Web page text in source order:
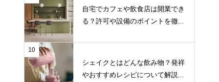
自宅でカフェや飲食店は開業でき
る？許可や設備のポイントを徹...
10
シェイクとはどんな飲み物？発祥
やおすすめレシピについて解説...